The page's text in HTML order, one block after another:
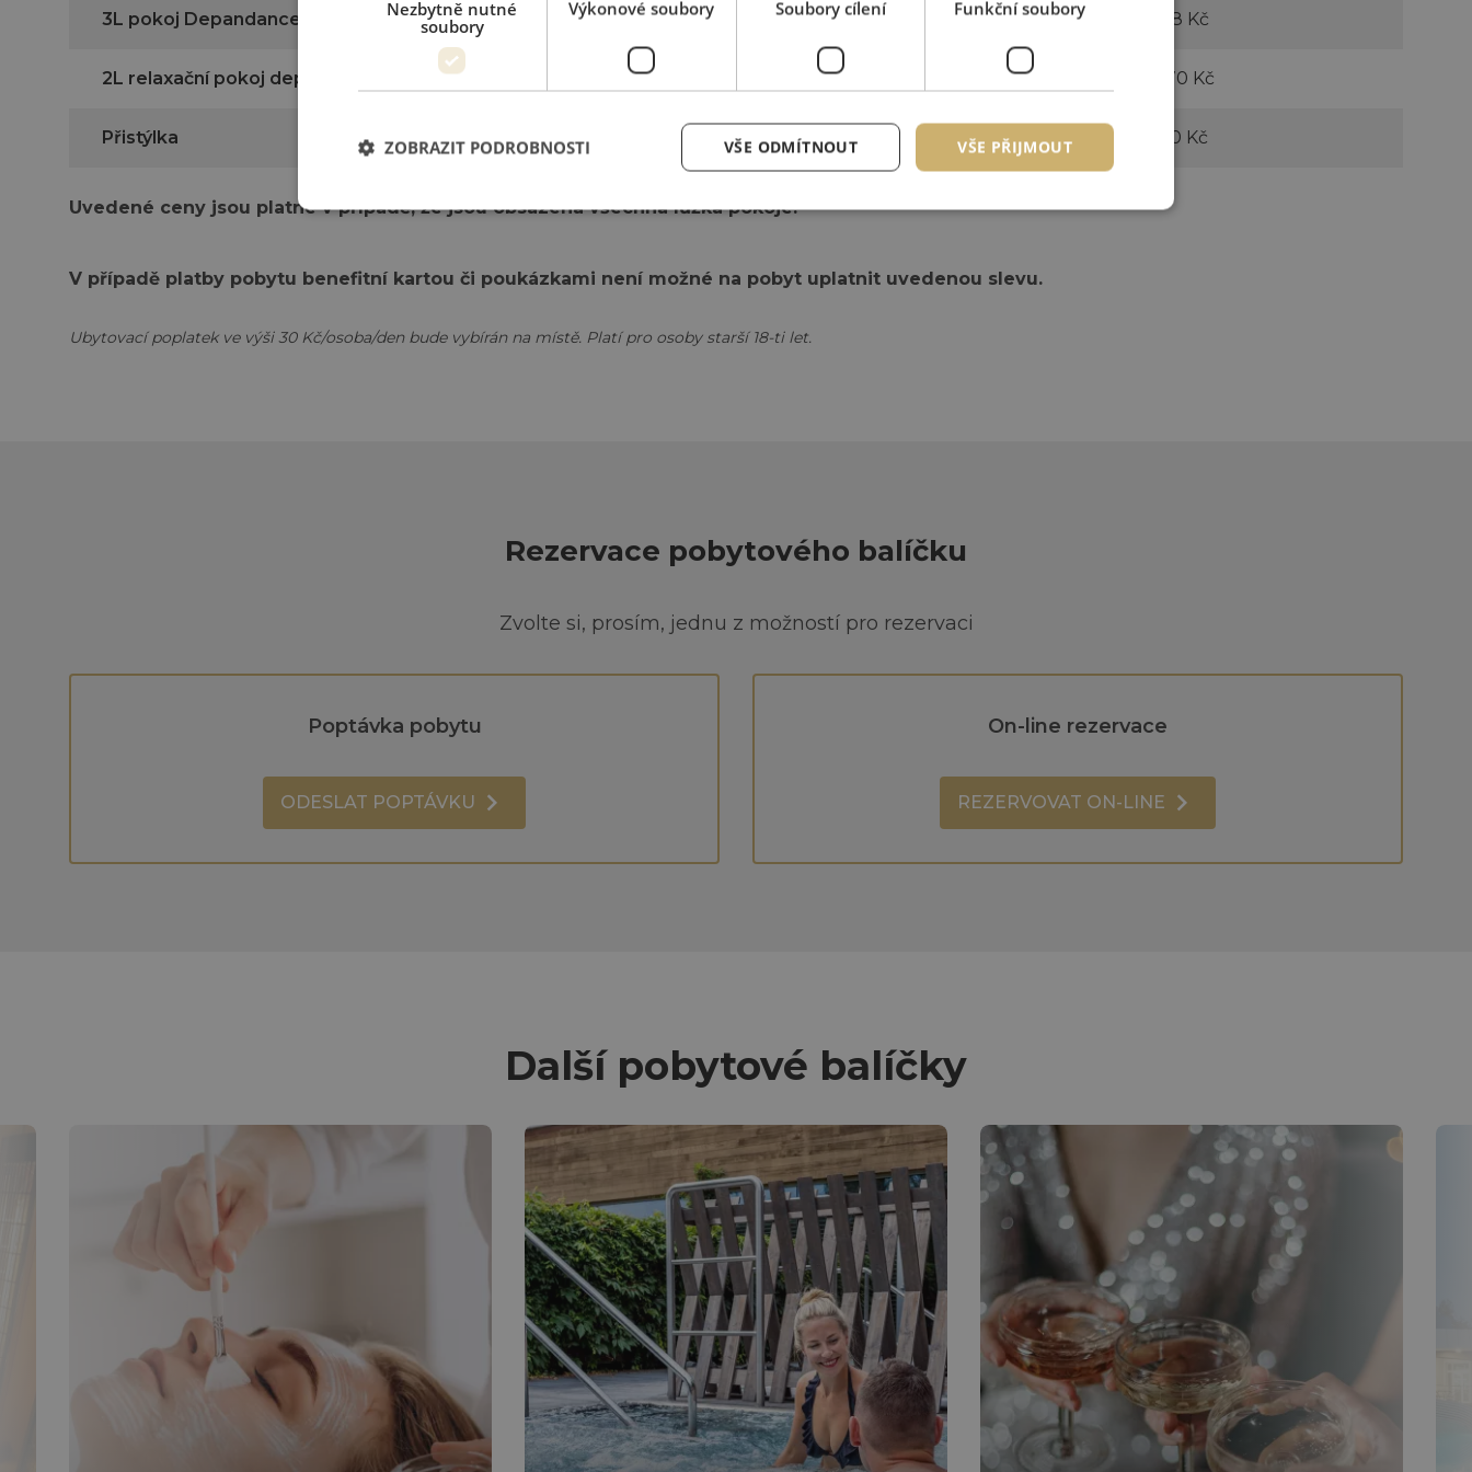
3L pokoj Depandance 3 234 Kč 2 128 Kč
2L relaxační pokoj depandance 2 870 Kč
Přistýlka 2 478 Kč 1 470 Kč
Uvedené ceny jsou platné v případě, že jsou obsazena všechna lůžka pokoje.
V případě platby pobytu benefitní kartou či poukázkami není možné na pobyt uplatnit uvedenou slevu.
Ubytovací poplatek ve výši 30 Kč/osoba/den bude vybírán na místě. Platí pro osoby starší 18-ti let.
Rezervace pobytového balíčku
Zvolte si, prosím, jednu z možností pro rezervaci
Poptávka pobytu
ODESLAT POPTÁVKU
On-line rezervace
REZERVOVAT ON-LINE
Další pobytové balíčky
Nezbytně nutné
soubory
Výkonové soubory Soubory cílení Funkční soubory
VŠE PŘIJMOUT
VŠE ODMÍTNOUT
ZOBRAZIT PODROBNOSTI